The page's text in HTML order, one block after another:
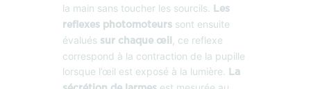
la main sans toucher les sourcils.
Les
reflexes photomoteurssont ensuite
évalués sur chaque œil
, ce reflexe
correspond à la contraction de la pupille
lorsque l’œil est exposé à la lumière.
La